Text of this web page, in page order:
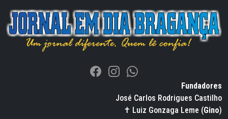
Fundadores
José Carlos Rodrigues Castilho
✝ Luiz Gonzaga Leme (Gino)